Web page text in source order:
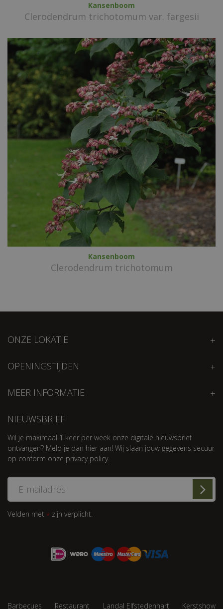
Kansenboom
Clerodendrum trichotomum var. fargesii
Kansenboom
Clerodendrum trichotomum
ONZE LOKATIE
OPENINGSTIJDEN
MEER INFORMATIE
NIEUWSBRIEF
Wil je maximaal 1 keer per week onze digitale nieuwsbrief
ontvangen? Meld je dan hier aan! Wij slaan jouw gegevens secuur
op conform onze privacy policy.
Velden met * zijn verplicht.
Barbecues Restaurant Landal Elfstedenhart Kerstshow